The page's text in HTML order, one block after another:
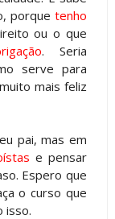
porquetenho
ou o que
. Seria
serve para
mais feliz
pai, mas em
e pensar
Espero que
o curso que
isso.